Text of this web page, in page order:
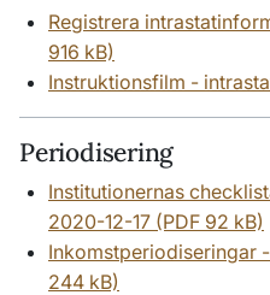
Registrera
916 kB)
Instruktionsfilm -
Periodisering
Institutionernas
2020-12-17 (PDF 92 kB)
Inkomstperiodiseringar
244 kB)